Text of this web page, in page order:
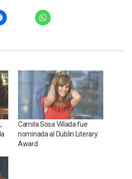
Camila Sosa Villada fue
nominada al Dublin Literary
Award